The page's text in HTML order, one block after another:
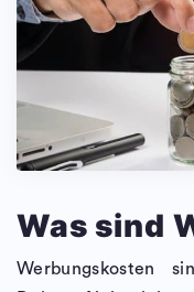
Was sind
Werbungskosten